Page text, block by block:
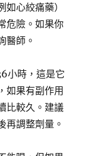
心絞痛藥）
危險。如果你
醫師。
小時，這是它
如果有副作用
比較久。建議
再調整劑量。